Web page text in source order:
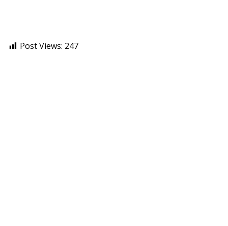
Post Views: 247